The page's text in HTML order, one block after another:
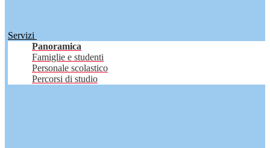
Servizi
Panoramica
Famiglie e studenti
Personale scolastico
Percorsi di studio